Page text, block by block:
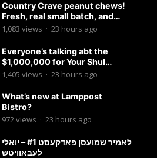
Country Crave peanut chews!
Fresh, real small batch, and
soft! – Status Island
1,083 views · 23 hours ago
Everyone’s talking abt the
$1,000,000 for Your Shul
Tosfos Yom Tov “No Talking by
1,405 views · 23 hours ago
What’s new at Lamppost
Bistro?
972views · 23 hours ago
לאמיר שמועסן פאדקעסט #1 – יואלי
לעבאוויטש